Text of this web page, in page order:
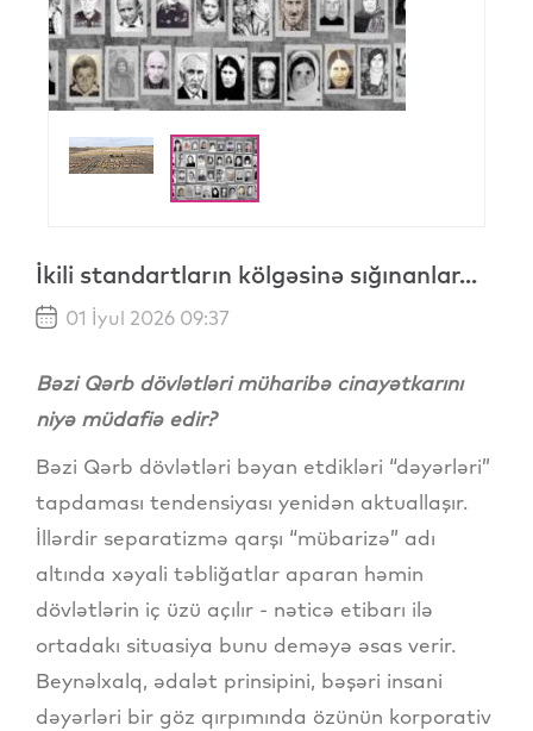
İkili standartların kölgəsinə sığınanlar...
01 İyul 2026 09:37
Bəzi Qərb dövlətləri müharibə cinayətkarını
niyə müdafiə edir?
Bəzi Qərb dövlətləri bəyan etdikləri “dəyərləri”
tapdaması tendensiyası yenidən aktuallaşır.
İllərdir separatizmə qarşı “mübarizə” adı
altında xəyali təbliğatlar aparan həmin
dövlətlərin iç üzü açılır - nəticə etibarı ilə
ortadakı situasiya bunu deməyə əsas verir.
Beynəlxalq, ədalət prinsipini, bəşəri insani
dəyərləri bir göz qırpımında özünün korporativ